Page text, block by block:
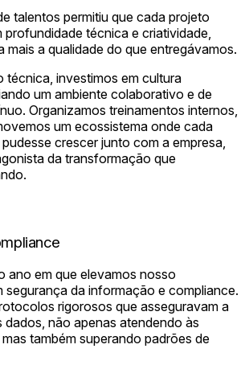
talentos permitiu que cada projeto
técnica e criatividade,
mais a qualidade do que entregávamos.
técnica, investimos em cultura
um ambiente colaborativo e de
Organizamos treinamentos internos,
um ecossistema onde cada
crescer junto com a empresa,
da transformação que
ano em que elevamos nosso
segurança da informação e compliance.
rigorosos que asseguravam a
não apenas atendendo às
também superando padrões de